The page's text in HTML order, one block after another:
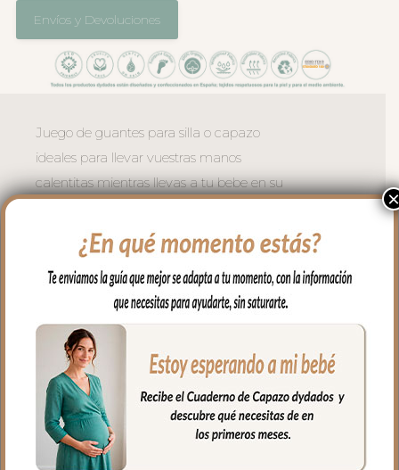
Envíos y Devoluciones
Juego de guantes para silla o capazo
ideales para llevar vuestras manos
calentitas mientras llevas a tu bebe en su
Se adaptan a todo tipo de sillas mediante
dos cremalleras laterales. Se coloca de
forma muy fácil y cómoda; abres las
cremalleras, abrazas el manillar del
carrito y vuelves a cerrar las cremalleras.
Puedes usar también en sillas de bastón
usando el ojal central en la parte de atrás
del guante.
El tejido exterior en tejido polipiel bordada;
una polipiel sintética muy suave y
×